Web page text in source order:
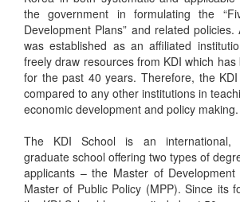
the government in formulating the
Development Plans” and related
was established as an affiliated
freely draw resources from KDI which
for the past 40 years. Therefore, the
compared to any other institutions in
economic development and policy making.
The KDI School is an international,
graduate school offering two types of
applicants – the Master of
Master of Public Policy (MPP). Since its